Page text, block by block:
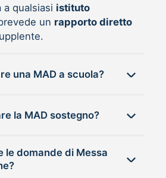
a qualsiasi istituto
un rapporto diretto
Chi può inviare una MAD a scuola?
la MAD sostegno?
le domande di Messa